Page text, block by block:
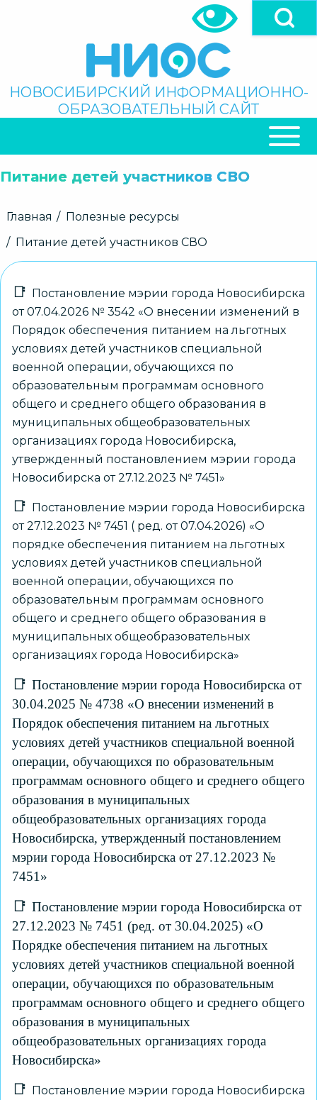
Поиск
НОВОСИБИРСКИЙ ИНФОРМАЦИОННО-
ОБРАЗОВАТЕЛЬНЫЙ САЙТ
НАВИГАЦИЯ
Питание детей участников СВО
Строка
Главная
Полезные ресурсы
Питание детей участников СВО
Постановление мэрии города Новосибирска
от 07.04.2026 № 3542 «О внесении изменений в
Порядок обеспечения питанием на льготных
условиях детей участников специальной
военной операции, обучающихся по
образовательным программам основного
общего и среднего общего образования в
муниципальных общеобразовательных
организациях города Новосибирска,
утвержденный постановлением мэрии города
Новосибирска от 27.12.2023 № 7451»
Постановление мэрии города Новосибирска
от 27.12.2023 № 7451 ( ред. от 07.04.2026) «О
порядке обеспечения питанием на льготных
условиях детей участников специальной
военной операции, обучающихся по
образовательным программам основного
общего и среднего общего образования в
муниципальных общеобразовательных
организациях города Новосибирска»
Постановление мэрии города Новосибирска от
30.04.2025 № 4738 «О внесении изменений в
Порядок обеспечения питанием на льготных
условиях детей участников специальной военной
операции, обучающихся по образовательным
программам основного общего и среднего общего
образования в муниципальных
общеобразовательных организациях города
Новосибирска, утвержденный постановлением
мэрии города Новосибирска от 27.12.2023 №
7451»
Постановление мэрии города Новосибирска от
27.12.2023 № 7451 (ред. от 30.04.2025) «О
Порядке обеспечения питанием на льготных
условиях детей участников специальной военной
операции, обучающихся по образовательным
программам основного общего и среднего общего
образования в муниципальных
общеобразовательных организациях города
Новосибирска»
Постановление мэрии города Новосибирска